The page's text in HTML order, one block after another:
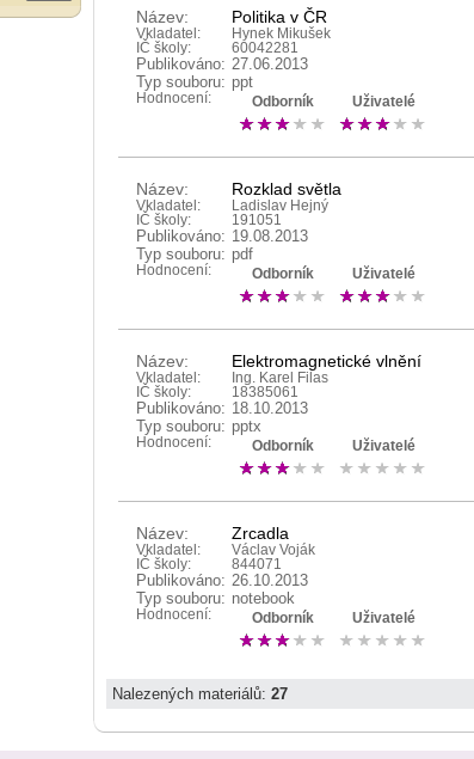
Název: Politika v ČR
Vkladatel:
Hynek Mikušek
IČ školy:
60042281
Publikováno: 27.06.2013
Typ souboru: ppt
Hodnocení: Odborník Uživatelé
Název: Rozklad světla
Vkladatel:
Ladislav Hejný
IČ školy:
191051
Publikováno: 19.08.2013
Typ souboru: pdf
Hodnocení: Odborník Uživatelé
Název: Elektromagnetické vlnění
Vkladatel:
Ing. Karel Filas
IČ školy:
18385061
Publikováno: 18.10.2013
Typ souboru: pptx
Hodnocení: Odborník Uživatelé
Název: Zrcadla
Vkladatel:
Václav Voják
IČ školy:
844071
Publikováno: 26.10.2013
Typ souboru: notebook
Hodnocení: Odborník Uživatelé
Nalezených materiálů: 27